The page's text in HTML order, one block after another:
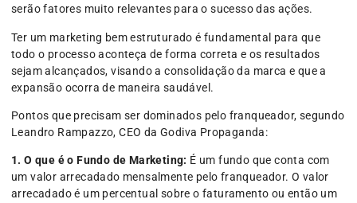
serão fatores muito relevantes para o sucesso das ações.
Ter um marketing bem estruturado é fundamental para que
todo o processo aconteça de forma correta e os resultados
sejam alcançados, visando a consolidação da marca e que a
expansão ocorra de maneira saudável.
Pontos que precisam ser dominados pelo franqueador, segundo
Leandro Rampazzo, CEO da Godiva Propaganda:
1. O que é o Fundo de Marketing: É um fundo que conta com
um valor arrecadado mensalmente pelo franqueador. O valor
arrecadado é um percentual sobre o faturamento ou então um